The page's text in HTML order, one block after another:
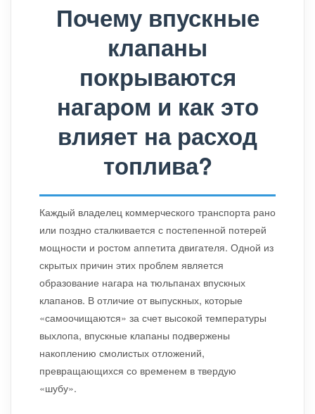
Почему впускные
клапаны
покрываются
нагаром и как это
влияет на расход
топлива?
Каждый владелец коммерческого транспорта рано
или поздно сталкивается с постепенной потерей
мощности и ростом аппетита двигателя. Одной из
скрытых причин этих проблем является
образование нагара на тюльпанах впускных
клапанов. В отличие от выпускных, которые
«самоочищаются» за счет высокой температуры
выхлопа, впускные клапаны подвержены
накоплению смолистых отложений,
превращающихся со временем в твердую
«шубу».